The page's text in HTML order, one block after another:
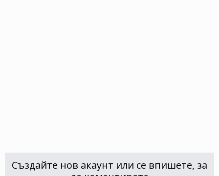
Създайте нов акаунт или се впишете, за